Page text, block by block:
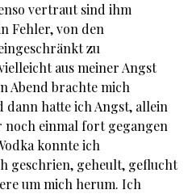
vertraut sind ihm
Fehler, von den
zu
aus meiner Angst
Abend brachte mich
dann hatte ich Angst, allein
noch einmal fort gegangen
konnte ich
geschrien, geheult, geflucht
um mich herum. Ich